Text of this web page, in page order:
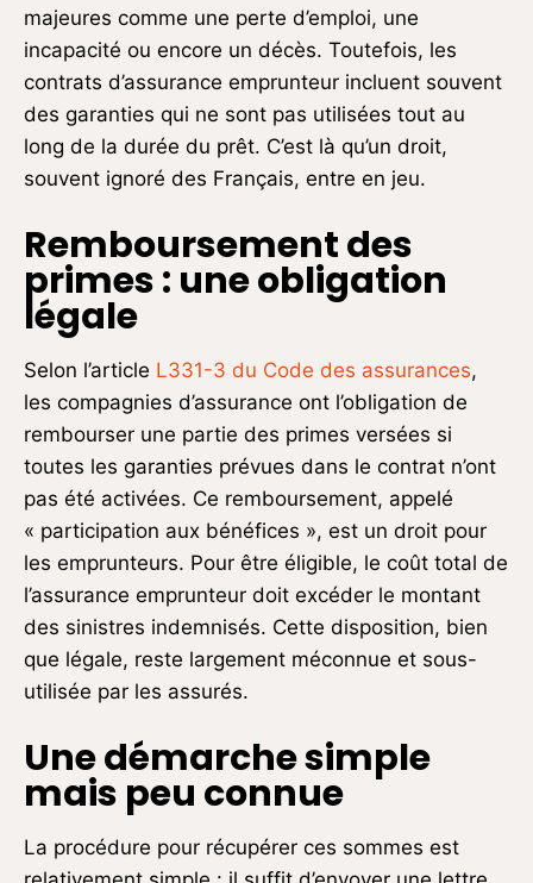
majeures comme une perte d’emploi, une
incapacité ou encore un décès. Toutefois, les
contrats d’assurance emprunteur incluent souvent
des garanties qui ne sont pas utilisées tout au
long de la durée du prêt. C’est là qu’un droit,
souvent ignoré des Français, entre en jeu.
Remboursement des
primes : une obligation
légale
Selon l’article L331-3 du Code des assurances,
les compagnies d’assurance ont l’obligation de
rembourser une partie des primes versées si
toutes les garanties prévues dans le contrat n’ont
pas été activées. Ce remboursement, appelé
« participation aux bénéfices », est un droit pour
les emprunteurs. Pour être éligible, le coût total de
l’assurance emprunteur doit excéder le montant
des sinistres indemnisés. Cette disposition, bien
que légale, reste largement méconnue et sous-
utilisée par les assurés.
Une démarche simple
mais peu connue
La procédure pour récupérer ces sommes est